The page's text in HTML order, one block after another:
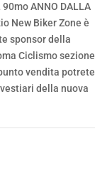
90mo ANNO DALLA
New Biker Zone è
sponsor della
Ciclismo sezione
vendita potrete
della nuova